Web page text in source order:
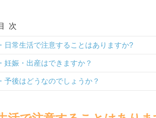
次
日常生活で注意することはありますか?
妊娠・出産はできますか？
予後はどうなのでしょうか？